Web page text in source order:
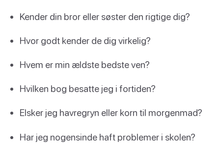
Kender din bror eller søster den rigtige dig?
Hvor godt kender de dig virkelig?
Hvem er min ældste bedste ven?
Hvilken bog besatte jeg i fortiden?
Elsker jeg havregryn eller korn til morgenmad?
Har jeg nogensinde haft problemer i skolen?